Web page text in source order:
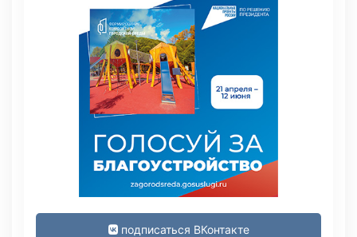
подписаться ВКонтакте